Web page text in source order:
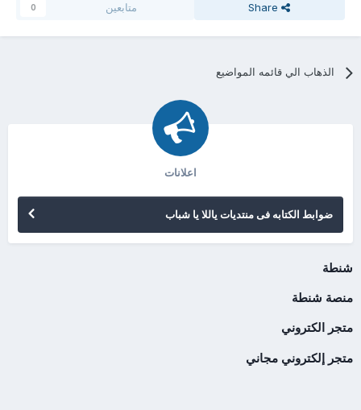
Share متابعين 0
الذهاب الي قائمه المواضيع
اعلانات
ضوابط الكتابه فى منتديات ياللا يا شباب
شنطة
منصة شنطة
متجر الكتروني
متجر إلكتروني مجاني